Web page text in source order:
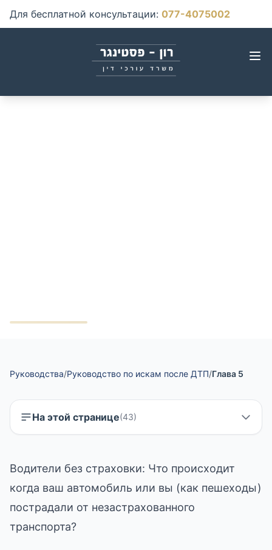
Для бесплатной консультации: 077-4075002
Руководства/Руководство по искам после ДТП/Глава 5
На этой странице(43)
Водители без страховки: Что происходит
когда ваш автомобиль или вы (как пешеходы)
пострадали от незастрахованного
транспорта?